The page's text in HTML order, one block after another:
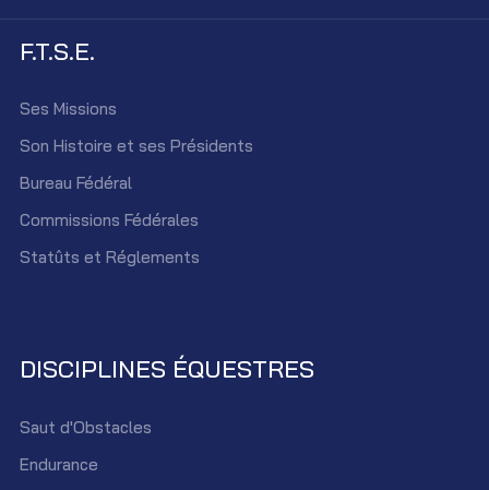
F.T.S.E.
Ses Missions
Son Histoire et ses Présidents
Bureau Fédéral
Commissions Fédérales
Statûts et Réglements
DISCIPLINES ÉQUESTRES
Saut d'Obstacles
Endurance